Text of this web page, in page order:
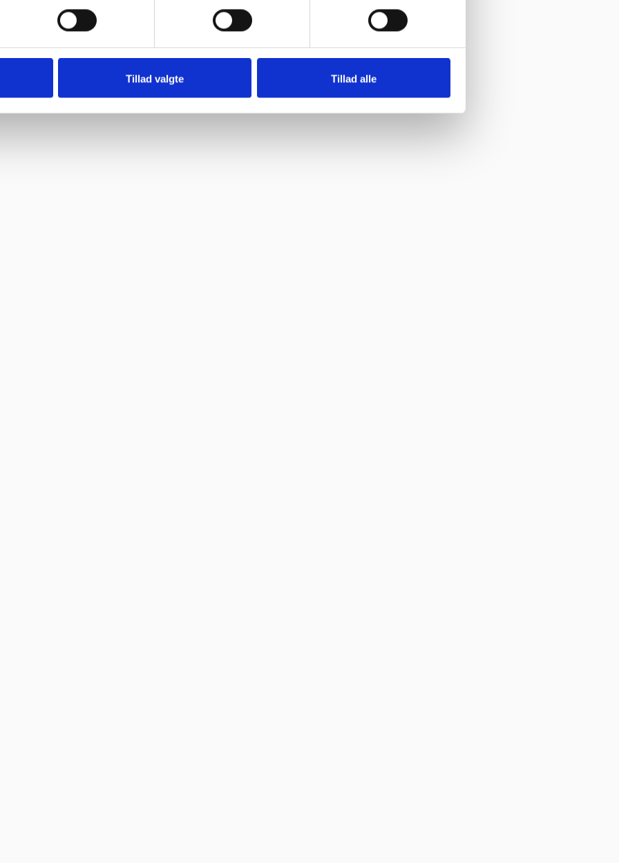
Tillad valgte Tillad alle